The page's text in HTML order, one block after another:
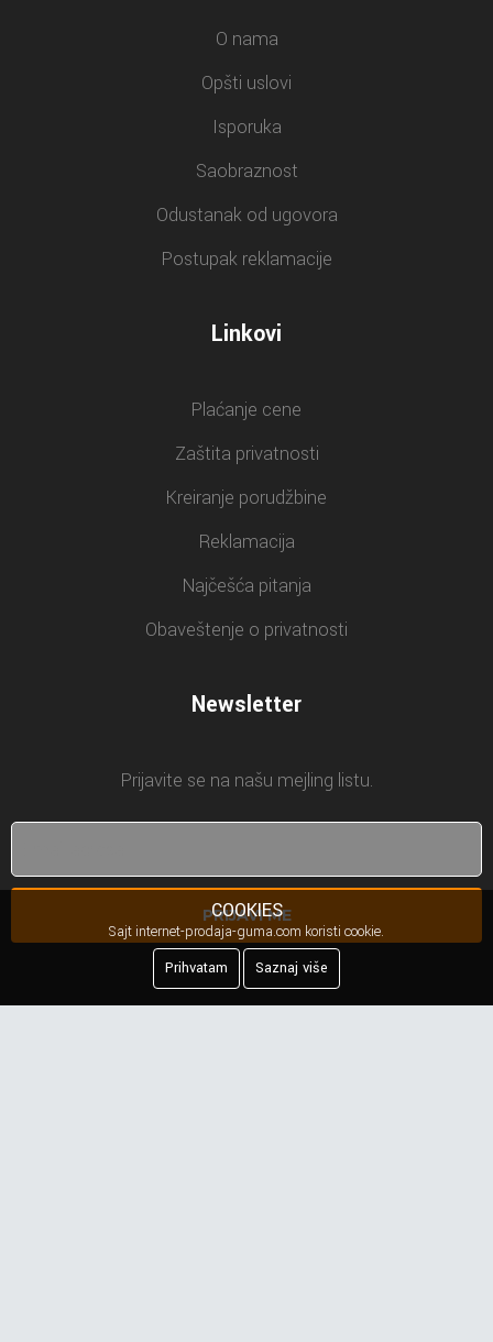
O nama
Opšti uslovi
Isporuka
Saobraznost
Odustanak od ugovora
Postupak reklamacije
Linkovi
Plaćanje cene
Zaštita privatnosti
Kreiranje porudžbine
Reklamacija
Najčešća pitanja
Obaveštenje o privatnosti
Newsletter
Prijavite se na našu mejling listu.
PRIJAVI ME
COOKIES
Sajt internet-prodaja-guma.com koristi cookie.
Prihvatam
Saznaj više